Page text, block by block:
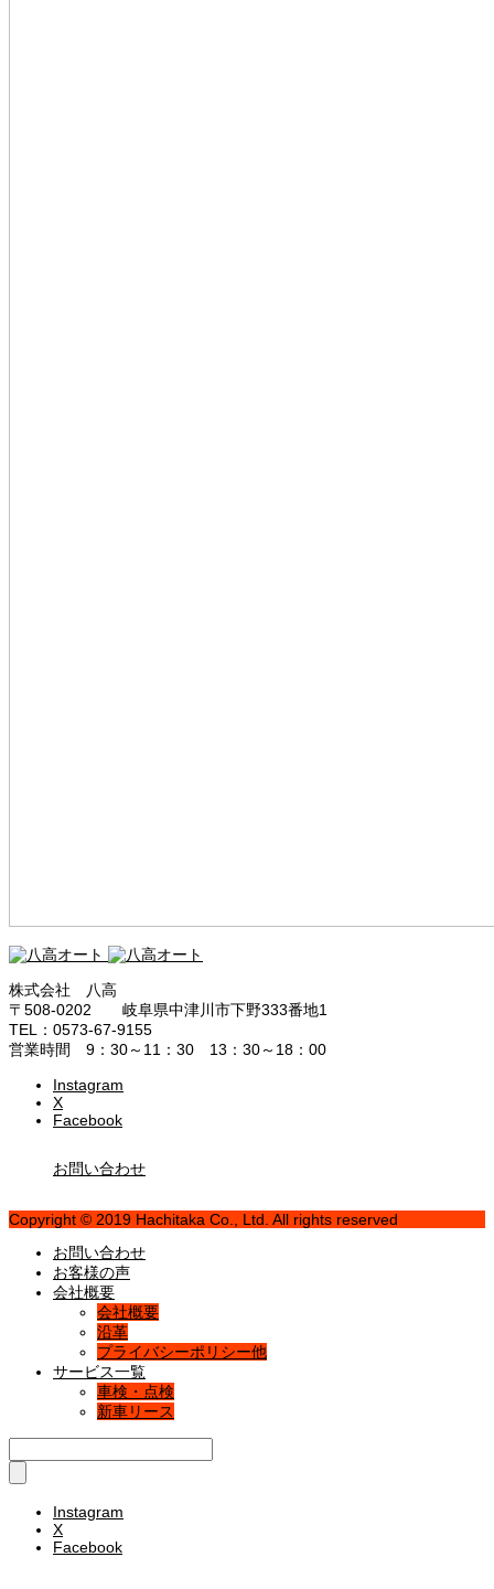
株式会社 八高
〒508-0202 岐阜県中津川市下野333番地1
TEL：0573-67-9155
営業時間 9：30～11：30 13：30～18：00
Instagram
X
Facebook
お問い合わせ
Copyright © 2019 Hachitaka Co., Ltd. All rights reserved
お問い合わせ
お客様の声
会社概要
会社概要
沿革
プライバシーポリシー他
サービス一覧
車検・点検
新車リース
Instagram
X
Facebook